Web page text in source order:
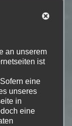
an unserem
ist
eine
unseres
in
eine